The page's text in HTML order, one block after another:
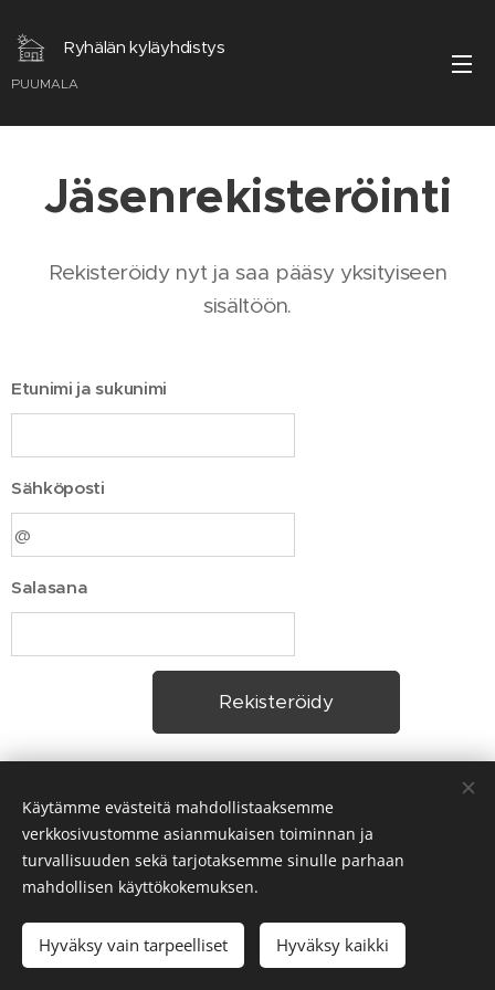
Ryhälän kyläyhdistys
PUUMALA
Jäsenrekisteröinti
Rekisteröidy nyt ja saa pääsy yksityiseen
sisältöön.
Etunimi ja sukunimi
Sähköposti
Salasana
Rekisteröidy
Luotu Webnodella Evästeet
Käytämme evästeitä mahdollistaaksemme
verkkosivustomme asianmukaisen toiminnan ja
turvallisuuden sekä tarjotaksemme sinulle parhaan
mahdollisen käyttökokemuksen.
Hyväksy vain tarpeelliset Hyväksy kaikki